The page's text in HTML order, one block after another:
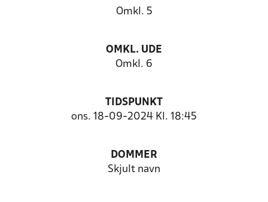
Omkl. 5
OMKL. UDE
Omkl. 6
TIDSPUNKT
ons. 18-09-2024 Kl. 18:45
DOMMER
Skjult navn